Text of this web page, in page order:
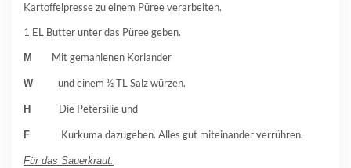
Kartoffelpresse zu einem Püree verarbeiten.
1 EL Butter unter das Püree geben.
M Mit gemahlenen Koriander
W und einem ½ TL Salz würzen.
H Die Petersilie und
F Kurkuma dazugeben. Alles gut miteinander verrühren.
Für das Sauerkraut: